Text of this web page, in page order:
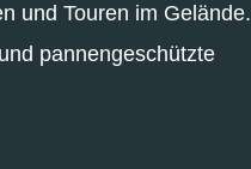
und Touren im Gelände.
pannengeschützte